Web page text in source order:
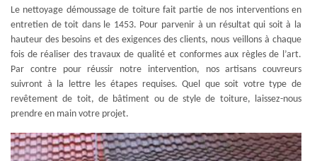
Le nettoyage démoussage de toiture fait partie de nos interventions en
entretien de toit dans le 1453. Pour parvenir à un résultat qui soit à la
hauteur des besoins et des exigences des clients, nous veillons à chaque
fois de réaliser des travaux de qualité et conformes aux règles de l’art.
Par contre pour réussir notre intervention, nos artisans couvreurs
suivront à la lettre les étapes requises. Quel que soit votre type de
revêtement de toit, de bâtiment ou de style de toiture, laissez-nous
prendre en main votre projet.